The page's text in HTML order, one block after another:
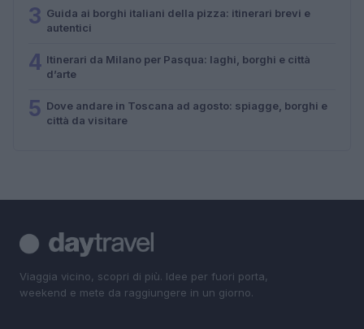
3 Guida ai borghi italiani della pizza: itinerari brevi e
autentici
4 Itinerari da Milano per Pasqua: laghi, borghi e città
d’arte
5 Dove andare in Toscana ad agosto: spiagge, borghi e
città da visitare
Viaggia vicino, scopri di più. Idee per fuori porta,
weekend e mete da raggiungere in un giorno.